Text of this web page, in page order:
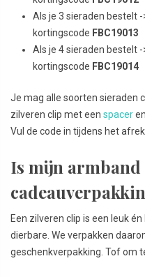
Als je 3 sieraden bestelt -
kortingscode FBC19013
Als je 4 sieraden bestelt -
kortingscode FBC19014
Je mag alle soorten sieraden
zilveren clip met een spacer
Vul de code in tijdens het
Is mijn
Een zilveren clip is een leuk
dierbare. We verpakken
geschenkverpakking. Tof om